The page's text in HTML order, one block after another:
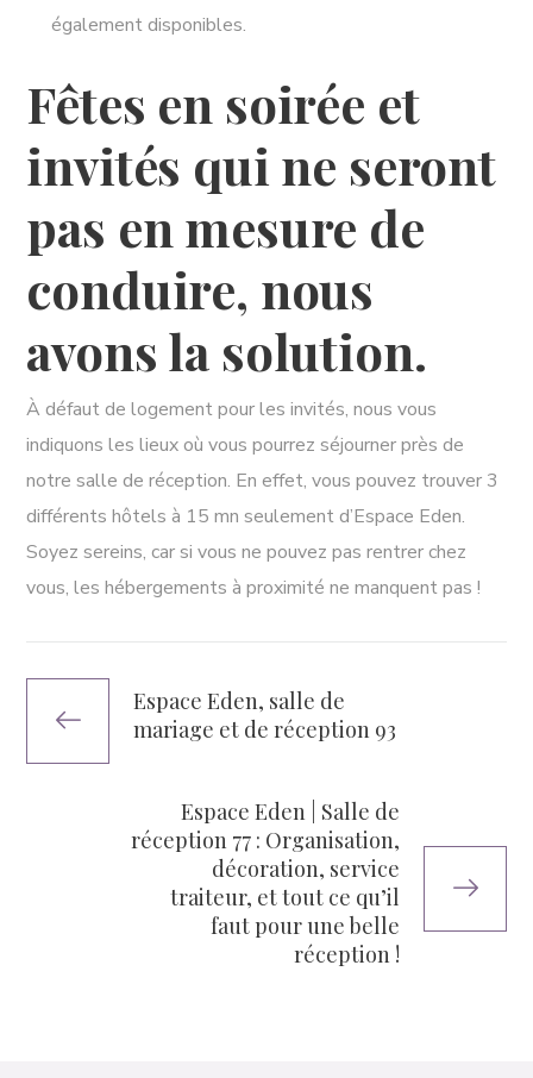
également disponibles.
Fêtes en soirée et
invités qui ne seront
pas en mesure de
conduire, nous
avons la solution.
À défaut de logement pour les invités, nous vous
indiquons les lieux où vous pourrez séjourner près de
notre salle de réception. En effet, vous pouvez trouver 3
différents hôtels à 15 mn seulement d’Espace Eden.
Soyez sereins, car si vous ne pouvez pas rentrer chez
vous, les hébergements à proximité ne manquent pas !
Espace Eden, salle de
mariage et de réception 93
Espace Eden | Salle de
réception 77 : Organisation,
décoration, service
traiteur, et tout ce qu’il
faut pour une belle
réception !